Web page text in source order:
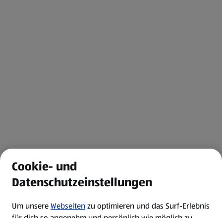
Cookie- und
Datenschutzeinstellungen
Um unsereWebseitenzu optimieren und das Surf-Erlebnis